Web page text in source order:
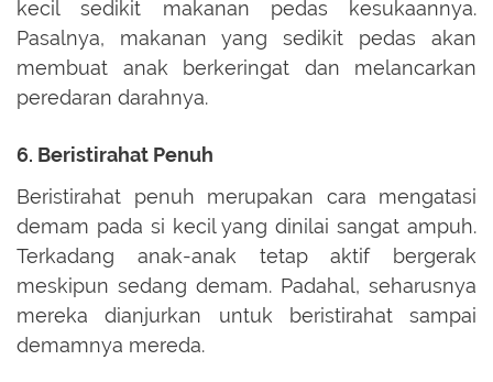
kecil sedikit makanan pedas kesukaannya.
Pasalnya, makanan yang sedikit pedas akan
membuat anak berkeringat dan melancarkan
peredaran darahnya.
6. Beristirahat Penuh
Beristirahat penuh merupakan cara mengatasi
demam pada si kecil yang dinilai sangat ampuh.
Terkadang anak-anak tetap aktif bergerak
meskipun sedang demam. Padahal, seharusnya
mereka dianjurkan untuk beristirahat sampai
demamnya mereda.